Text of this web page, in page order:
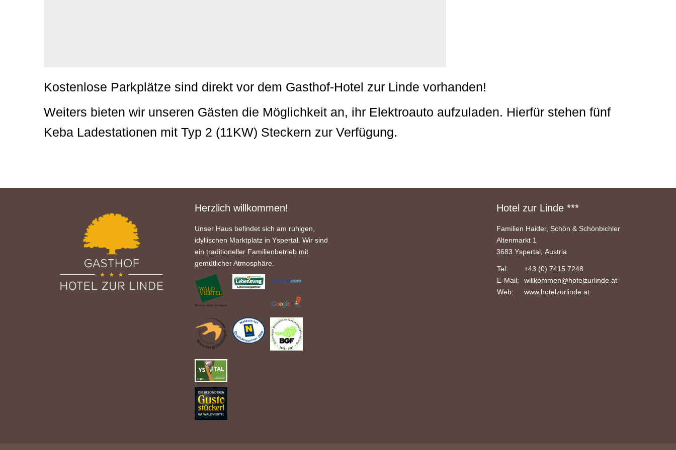
Kostenlose Parkplätze sind direkt vor dem Gasthof-Hotel zur Linde vorhanden!
Weiters bieten wir unseren Gästen die Möglichkeit an, ihr Elektroauto aufzuladen. Hierfür stehen fünf
Keba Ladestationen mit Typ 2 (11KW) Steckern zur Verfügung.
Herzlich willkommen!
Unser Haus befindet sich am ruhigen,
idyllischen Marktplatz in Yspertal. Wir sind
ein traditioneller Familienbetrieb mit
gemütlicher Atmosphäre.
Hotel zur Linde ***
Familien Haider, Schön & Schönbichler
Altenmarkt 1
3683 Yspertal, Austria
Tel:
E-Mail:
Web:
+43 (0) 7415 7248
willkommen@hotelzurlinde.at
www.hotelzurlinde.at